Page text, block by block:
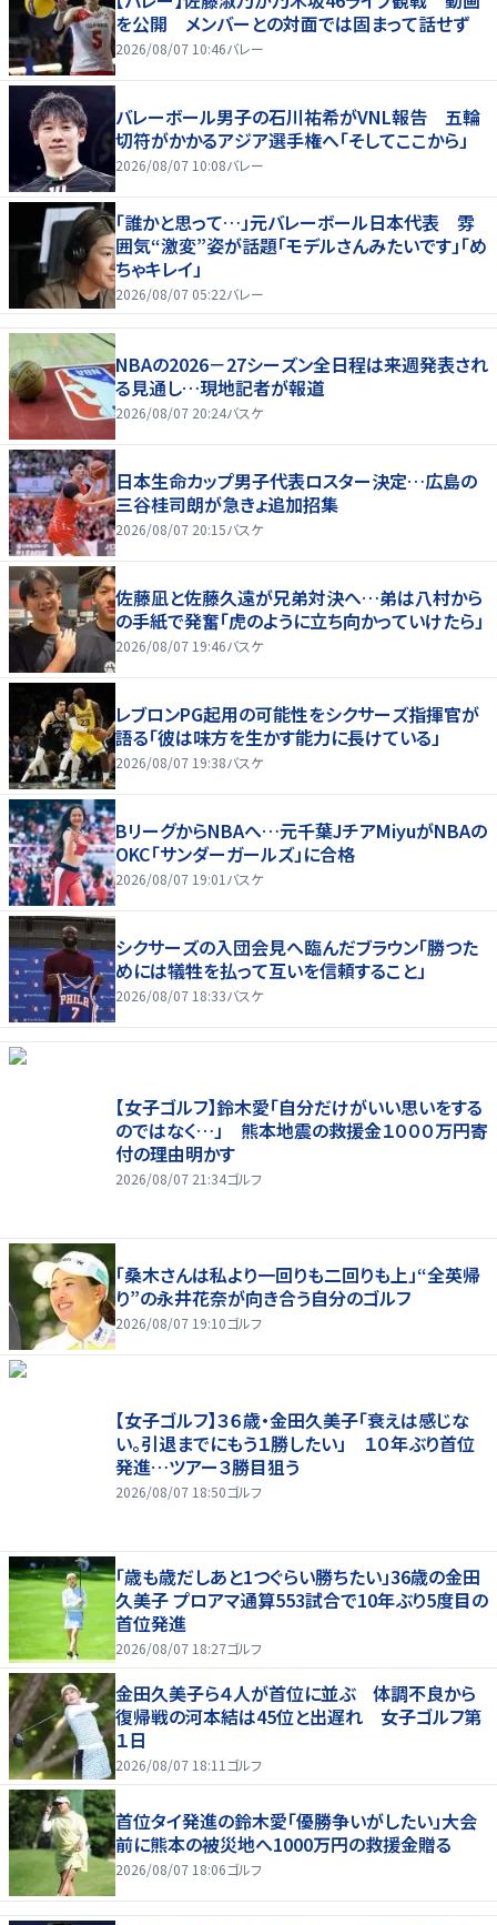
を公開 メンバーとの対面では固まって話せず
2026/08/07 10:46バレー
バレーボール男子の石川祐希がVNL報告 五輪
切符がかかるアジア選手権へ「そしてここから」
2026/08/07 10:08バレー
「誰かと思って…」元バレーボール日本代表 雰
囲気“激変”姿が話題「モデルさんみたいです」「め
ちゃキレイ」
2026/08/07 05:22バレー
NBAの2026－27シーズン全日程は来週発表され
る見通し…現地記者が報道
2026/08/07 20:24バスケ
日本生命カップ男子代表ロスター決定…広島の
三谷桂司朗が急きょ追加招集
2026/08/07 20:15バスケ
佐藤凪と佐藤久遠が兄弟対決へ…弟は八村から
の手紙で発奮「虎のように立ち向かっていけたら」
2026/08/07 19:46バスケ
レブロンPG起用の可能性をシクサーズ指揮官が
語る「彼は味方を生かす能力に長けている」
2026/08/07 19:38バスケ
BリーグからNBAへ…元千葉JチアMiyuがNBAの
OKC「サンダーガールズ」に合格
2026/08/07 19:01 バスケ
シクサーズの入団会見へ臨んだブラウン「勝つた
めには犠牲を払って互いを信頼すること」
2026/08/07 18:33バスケ
【女子ゴルフ】鈴木愛「自分だけがいい思いをする
のではなく…」 熊本地震の救援金１０００万円寄
付の理由明かす
2026/08/07 21:34ゴルフ
「桑木さんは私より一回りも二回りも上」“全英帰
り”の永井花奈が向き合う自分のゴルフ
2026/08/07 19:10ゴルフ
【女子ゴルフ】３６歳・金田久美子「衰えは感じな
い。引退までにもう１勝したい」 １０年ぶり首位
発進…ツアー３勝目狙う
2026/08/07 18:50ゴルフ
「歳も歳だしあと1つぐらい勝ちたい」36歳の金田
久美子 プロアマ通算553試合で10年ぶり5度目の
首位発進
2026/08/07 18:27ゴルフ
金田久美子ら４人が首位に並ぶ 体調不良から
復帰戦の河本結は45位と出遅れ 女子ゴルフ第
１日
2026/08/07 18:11 ゴルフ
首位タイ発進の鈴木愛「優勝争いがしたい」大会
前に熊本の被災地へ1000万円の救援金贈る
2026/08/07 18:06ゴルフ